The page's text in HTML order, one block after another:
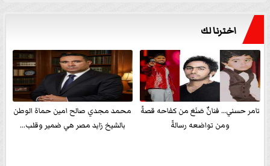
اخترنا لك
تامر حسني… فنانٌ صَنَعَ من كفاحه قصةً
ومن تواضعه رسالةً
محمد مجدي صالح امين حماة الوطن
بالشيخ زايد مصر هي ضمير وقلب...